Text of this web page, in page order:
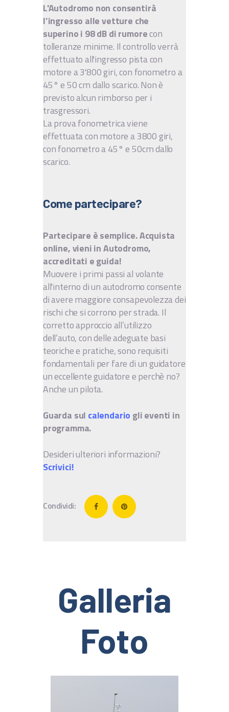
L'Autodromo non consentirà
l’ingresso alle vetture che
superino i 98 dB di rumorecon
tolleranze minime. Il controllo verrà
effettuato all'ingresso pista con
motore a 3'800 giri, con fonometro a
45° e 50 cm dallo scarico. Non è
previsto alcun rimborso per i
trasgressori.
La prova fonometrica viene
effettuata con motore a 3800 giri,
con fonometro a 45° e 50cm dallo
scarico.
Come partecipare?
Partecipare è semplice. Acquista
online, vieni in Autodromo,
accreditati e guida!
Muovere i primi passi al volante
all'interno di un autodromo consente
di avere maggiore consapevolezza dei
rischi che si corrono per strada. Il
corretto approccio all’utilizzo
dell’auto, con delle adeguate basi
teoriche e pratiche, sono requisiti
fondamentali per fare di un guidatore
un eccellente guidatore e perchè no?
Anche un pilota.
Guarda sul calendario gli eventi in
programma.
Desideri ulteriori informazioni?
Scrivici!
Condividi:
Galleria
Foto